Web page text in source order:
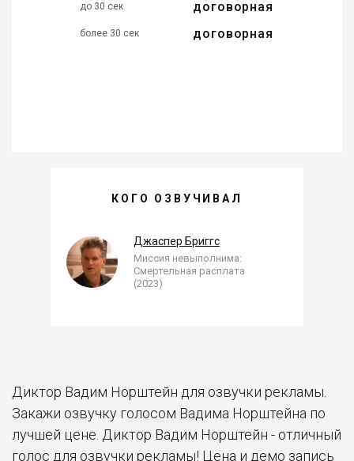
до 30 сек договорная
более 30 сек договорная
ВАДИМ НОРШТЕЙН —
КОГО ОЗВУЧИВАЛ
Джаспер Бриггс
Миссия невыполнима:
Смертельная расплата
(2023)
Диктор Вадим Норштейн для озвучки рекламы.
Закажи озвучку голосом Вадима Норштейна по
лучшей цене. Диктор Вадим Норштейн - отличный
голос для озвучки рекламы! Цена и демо запись